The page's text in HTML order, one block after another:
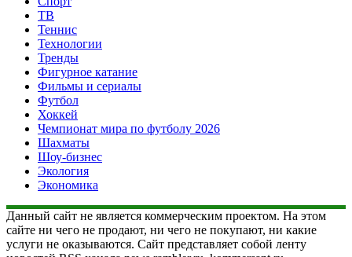
ТВ
Теннис
Технологии
Тренды
Фигурное катание
Фильмы и сериалы
Футбол
Хоккей
Чемпионат мира по футболу 2026
Шахматы
Шоу-бизнес
Экология
Экономика
Данный сайт не является коммерческим проектом. На этом
сайте ни чего не продают, ни чего не покупают, ни какие
услуги не оказываются. Сайт представляет собой ленту